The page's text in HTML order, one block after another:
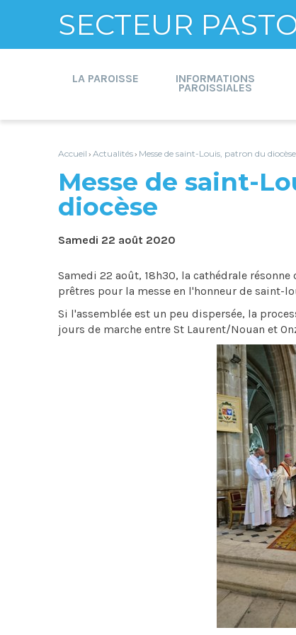
SECTEUR
LA PAROISSE INFORMATIONS
PAROISSIALES
Accueil › Actualités› Messe de saint-Louis, patron du diocèse
Messe de saint-
diocèse
Samedi 22 août 2020
Samedi 22 août, 18h30, la cathédrale
prêtres pour la messe en l'honneur de saint-
Si l'assemblée est un peu dispersée, la
jours de marche entre St Laurent/Nouan et